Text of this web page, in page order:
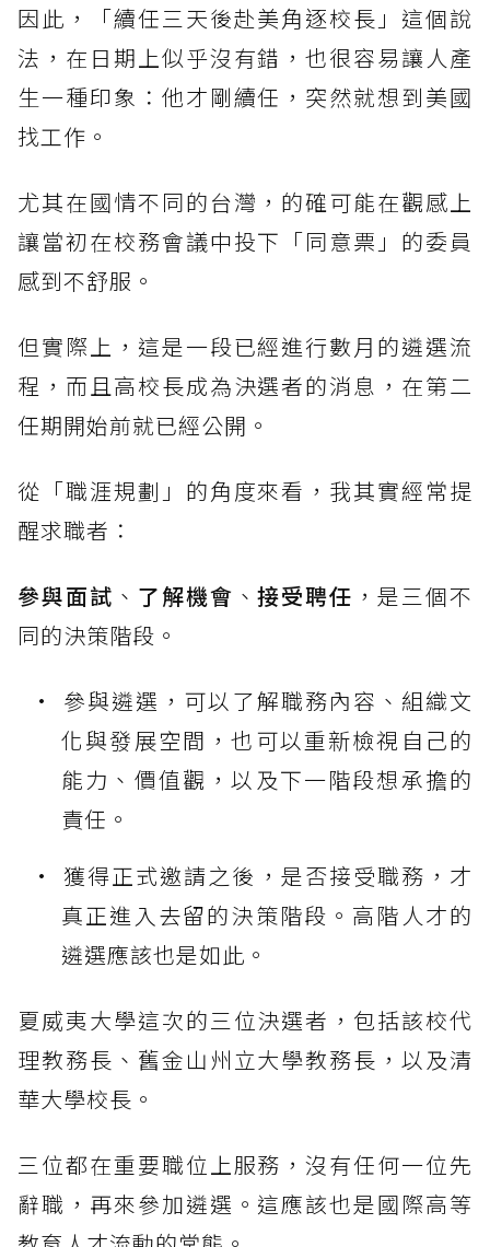
因此，「續任三天後赴美角逐校長」這個說
法，在日期上似乎沒有錯，也很容易讓人產
生一種印象：他才剛續任，突然就想到美國
找工作。
尤其在國情不同的台灣，的確可能在觀感上
讓當初在校務會議中投下「同意票」的委員
感到不舒服。
但實際上，這是一段已經進行數月的遴選流
程，而且高校長成為決選者的消息，在第二
任期開始前就已經公開。
從「職涯規劃」的角度來看，我其實經常提
醒求職者：
參與面試 、 了解機會 、接受聘任 ，是三個不
同的決策階段。
參與遴選，可以了解職務內容、組織文
化與發展空間，也可以重新檢視自己的
能力、價值觀，以及下一階段想承擔的
責任。
獲得正式邀請之後，是否接受職務，才
真正進入去留的決策階段。高階人才的
遴選應該也是如此。
夏威夷大學這次的三位決選者，包括該校代
理教務長、舊金山州立大學教務長，以及清
華大學校長。
三位都在重要職位上服務，沒有任何一位先
辭職，再來參加遴選。這應該也是國際高等